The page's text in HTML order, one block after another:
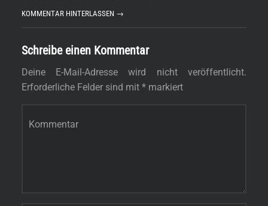
KOMMENTAR HINTERLASSEN →
Schreibe einen Kommentar
Deine E-Mail-Adresse wird nicht veröffentlicht.
Erforderliche Felder sind mit *markiert